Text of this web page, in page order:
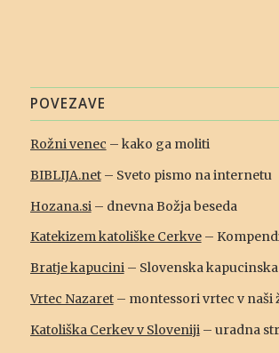
POVEZAVE
Rožni venec – kako ga moliti
BIBLIJA.net– Sveto pismo na internetu
Hozana.si – dnevna Božja beseda
Katekizem katoliške Cerkve–
Bratje kapucini– Slovenska
Vrtec Nazaret– montessori vrtec v naši
Katoliška Cerkev v Sloveniji– uradna